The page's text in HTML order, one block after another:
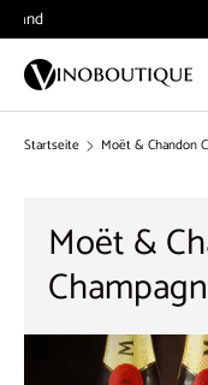
Direkt zum Inhalt
Suchen
Startseite Moët & Chandon
Moët &